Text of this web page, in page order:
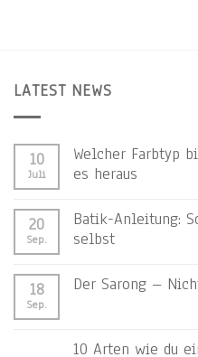
LATEST NEWS
10
Juli
Welcher Farbtyp
es heraus
20
Sep.
Batik-Anleitung:
selbst
18
Sep.
Der Sarong –
10 Arten wie du